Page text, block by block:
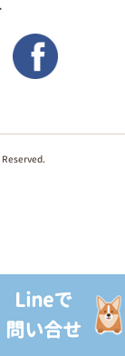
Lineで
問い合せ